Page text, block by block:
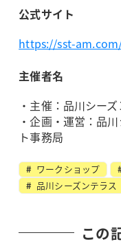
公式サイト
https://sst-
主催者名
・主催：品川シー
・企画・運営：品
ト事務局
ワークショップ
品川シーズンテラス
この